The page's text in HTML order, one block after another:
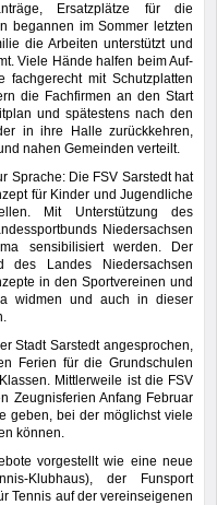
Ersatzplätze für die
begannen im Sommer letzten
die Arbeiten unterstützt und
Viele Hände halfen beim Auf-
fachgerecht mit Schutzplatten
die Fachfirmen an den Start
und spätestens nach den
in ihre Halle zurückkehren,
nahen Gemeinden verteilt.
Sprache: Die FSV Sarstedt hat
für Kinder und Jugendliche
Mit Unterstützung des
Niedersachsen
sensibilisiert werden. Der
des Landes Niedersachsen
in den Sportvereinen und
widmen und auch in dieser
Stadt Sarstedt angesprochen,
Ferien für die Grundschulen
Mittlerweile ist die FSV
Zeugnisferien Anfang Februar
geben, bei der möglichst viele
können.
vorgestellt wie eine neue
Klubhaus), der Funsport
Tennis auf der vereinseigenen